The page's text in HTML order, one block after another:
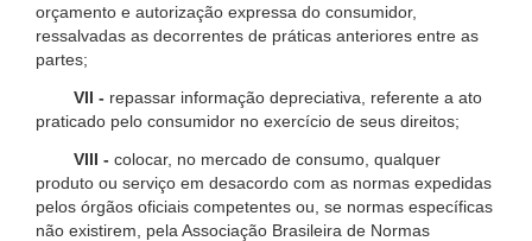
orçamento e autorização expressa do consumidor,
ressalvadas as decorrentes de práticas anteriores entre as
partes;
VII - repassar informação depreciativa, referente a ato
praticado pelo consumidor no exercício de seus direitos;
VIII - colocar, no mercado de consumo, qualquer
produto ou serviço em desacordo com as normas expedidas
pelos órgãos oficiais competentes ou, se normas específicas
não existirem, pela Associação Brasileira de Normas